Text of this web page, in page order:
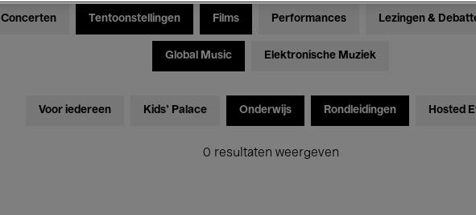
Concerten Tentoonstellingen Films Performances Lezingen &
Global Music Elektronische Muziek
Voor iedereen Kids’ Palace Onderwijs Rondleidingen Hosted
0 resultaten weergeven